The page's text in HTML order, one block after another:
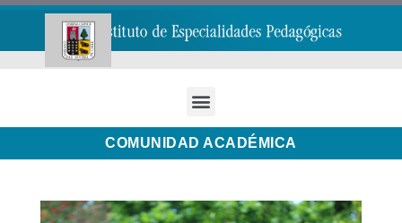
COMUNIDAD ACADÉMICA